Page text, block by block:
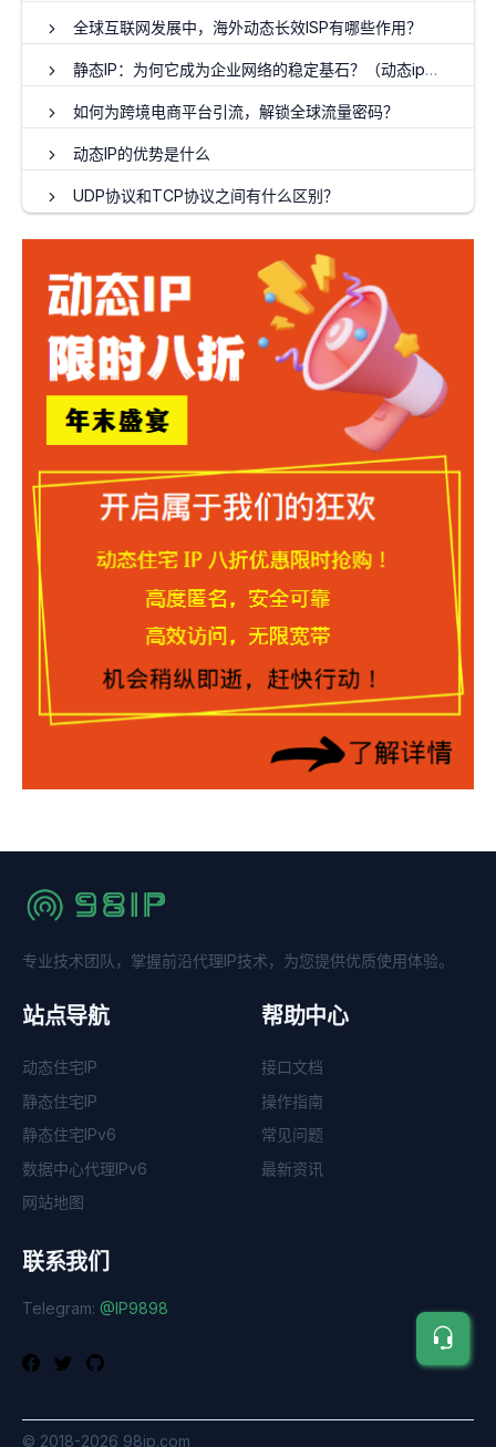
全球互联网发展中，海外动态长效ISP有哪些作用？
静态IP：为何它成为企业网络的稳定基石？（动态ip代理搭建）
如何为跨境电商平台引流，解锁全球流量密码？
动态IP的优势是什么
UDP协议和TCP协议之间有什么区别？
专业技术团队，掌握前沿代理IP技术，为您提供优质使用体验。
站点导航
动态住宅IP
静态住宅IP
静态住宅IPv6
数据中心代理IPv6
网站地图
帮助中心
接口文档
操作指南
常见问题
最新资讯
联系我们
Telegram: @IP9898
© 2018-2026 98ip.com